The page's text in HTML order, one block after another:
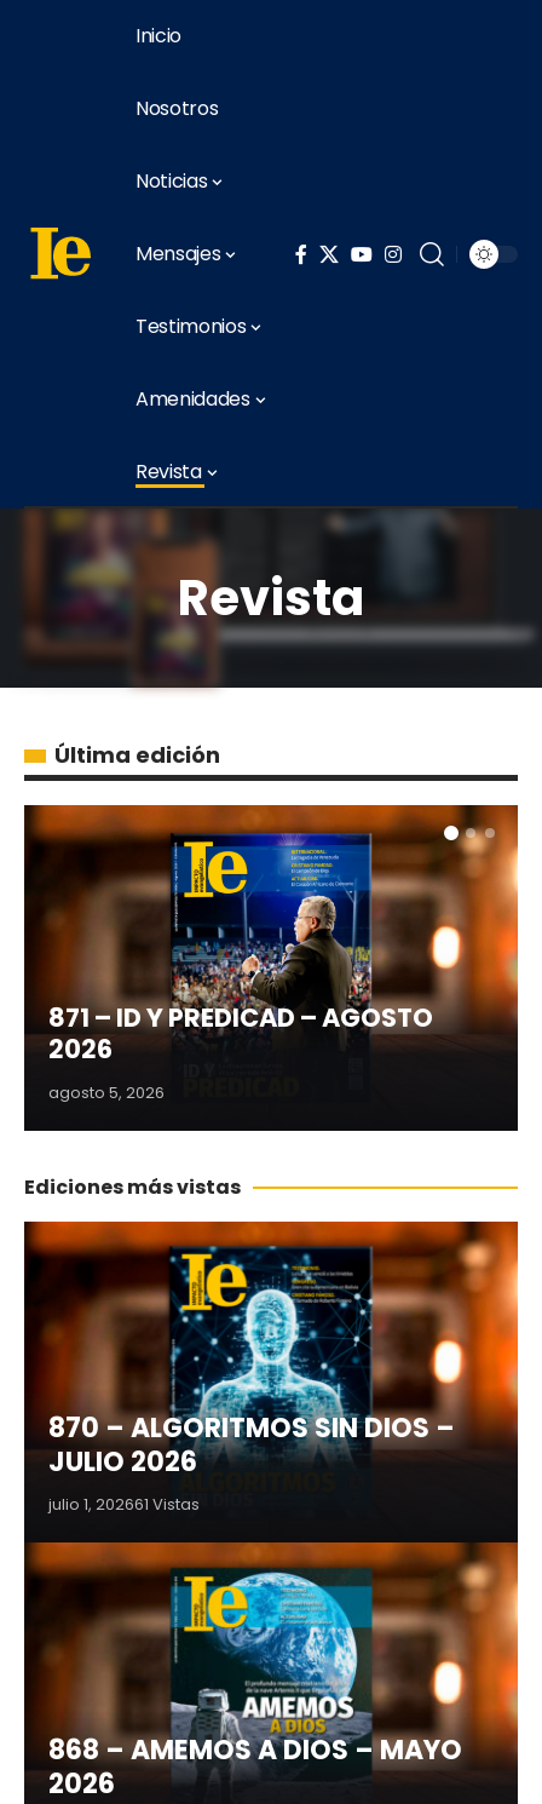
Inicio
Nosotros
Noticias
Mensajes
Testimonios
Amenidades
Revista
Revista
Última edición
871 – ID Y PREDICAD – AGOSTO
2026
agosto 5, 2026
Ediciones más vistas
870 – ALGORITMOS SIN DIOS –
JULIO 2026
julio 1, 202661 Vistas
868 – AMEMOS A DIOS – MAYO
2026